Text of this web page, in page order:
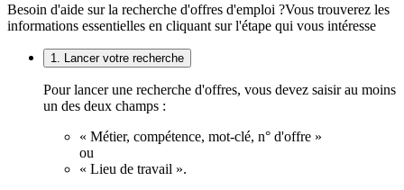
Besoin d'aide sur la recherche d'offres d'emploi ?Vous trouverez les
informations essentielles en cliquant sur l'étape qui vous intéresse
1. Lancer votre recherche
Pour lancer une recherche d'offres, vous devez saisir au moins
un des deux champs :
« Métier, compétence, mot-clé, n° d'offre »
ou
« Lieu de travail ».